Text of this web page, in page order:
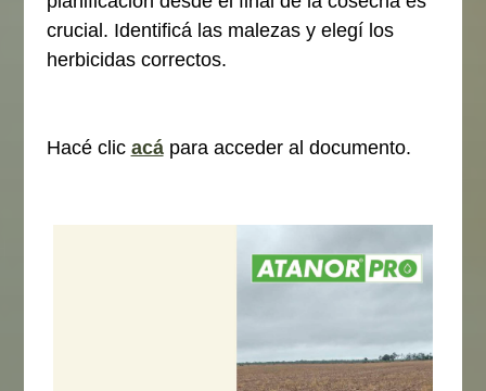
crucial. Identificá las malezas y elegí los
herbicidas correctos.
Hacé clic acápara acceder al documento.